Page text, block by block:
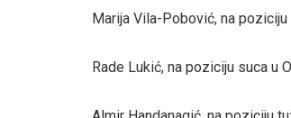
Marija Vila-Pobović, na
Rade Lukić, na poziciju suca u